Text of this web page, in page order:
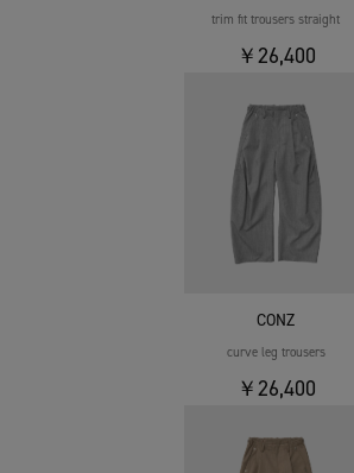
trim fit trousers straight
￥26,400
CONZ
curve leg trousers
￥26,400